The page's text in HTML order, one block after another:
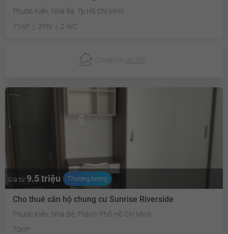
Phước Kiển, Nhà Bè, Tp Hồ Chí Minh
71m²
2PN 2 WC
Chưa có ưu đãi
Giá từ 9.5 triệu Thương lượng
Cho thuê căn hộ chung cư Sunrise Riverside
Phước Kiển, Nhà Bè, Thành Phố Hồ Chí Minh
70m²